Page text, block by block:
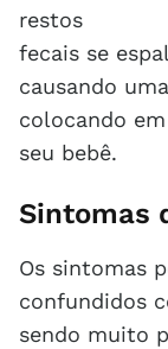
restos
fecais se
causando
colocando
seu bebê.
Sintomas
Os sintomas
confundidos
sendo muito